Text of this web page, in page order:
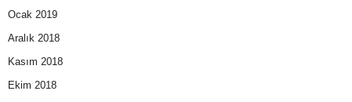
Ocak 2019
Aralık 2018
Kasım 2018
Ekim 2018